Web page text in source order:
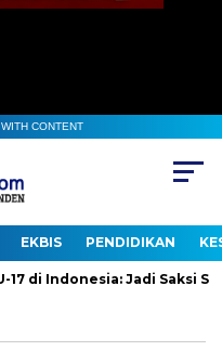
CONTENT
EKBIS PENDIDIKAN
Indonesia: Jadi Saksi